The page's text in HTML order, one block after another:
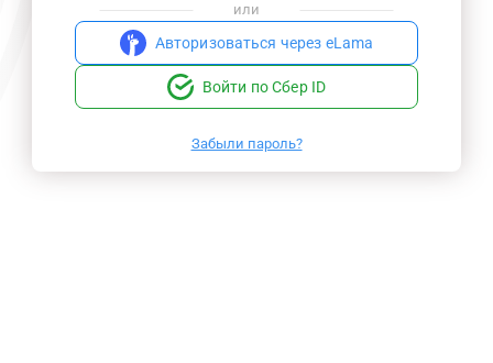
или
Авторизоваться через eLama
Войти по Сбер ID
Забыли пароль?